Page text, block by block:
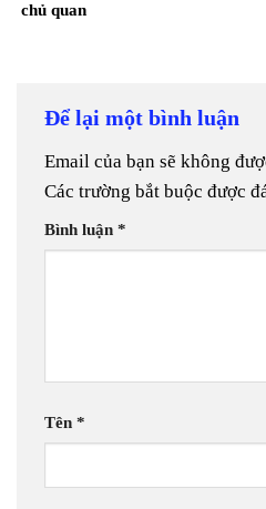
chủ quan
Để lại một bình luận
Email của bạn sẽ không
Các trường bắt buộc được
Bình luận *
Tên *